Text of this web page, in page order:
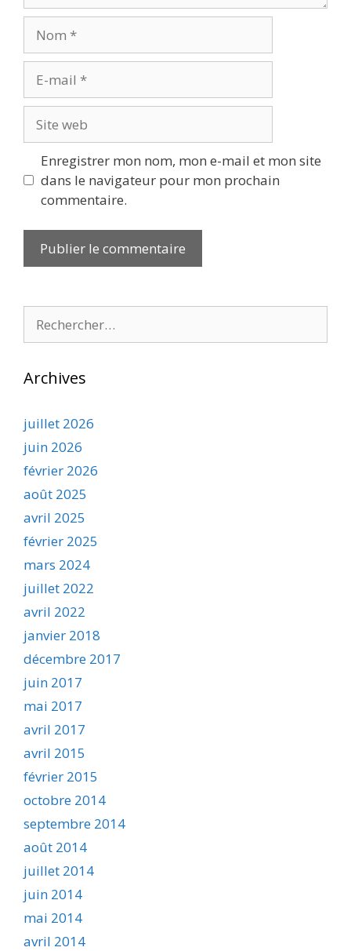
mail
web
Enregistrer mon nom, mon e-mail et mon site
dans le navigateur pour mon prochain
commentaire.
Archives
juillet 2026
juin 2026
février 2026
août 2025
avril 2025
février 2025
mars 2024
juillet 2022
avril 2022
janvier 2018
décembre 2017
juin 2017
mai 2017
avril 2017
avril 2015
février 2015
octobre 2014
septembre 2014
août 2014
juillet 2014
juin 2014
mai 2014
avril 2014